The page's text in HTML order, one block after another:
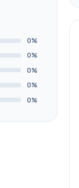
0%
0%
0%
0%
0%